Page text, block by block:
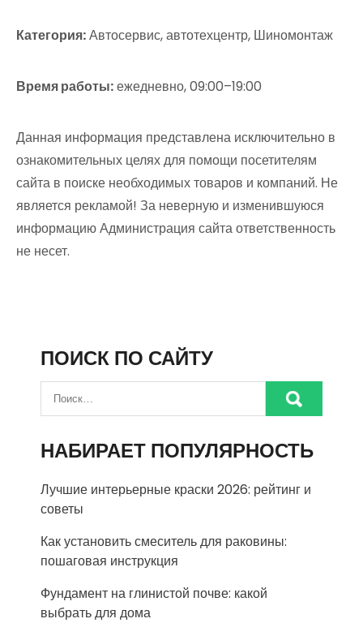
Категория:Автосервис, автотехцентр, Шиномонтаж
Время работы:ежедневно, 09:00–19:00
Данная информация представлена исключительно в
ознакомительных целях для помощи посетителям
сайта в поиске необходимых товаров и компаний. Не
является рекламой! За неверную и изменившуюся
информацию Администрация сайта ответственность
не несет.
ПОИСК ПО САЙТУ
НАБИРАЕТ ПОПУЛЯРНОСТЬ
Лучшие интерьерные краски 2026: рейтинг и
советы
Как установить смеситель для раковины:
пошаговая инструкция
Фундамент на глинистой почве: какой
выбрать для дома